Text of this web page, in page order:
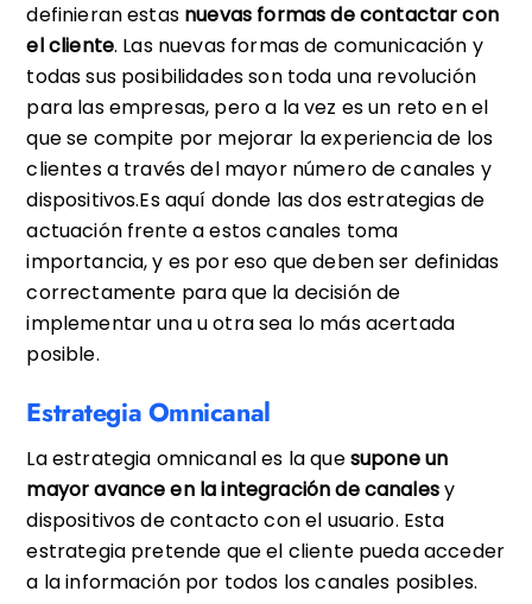
definieran estas nuevas formas de contactar con
el cliente. Las nuevas formas de comunicación y
todas sus posibilidades son toda una revolución
para las empresas, pero a la vez es un reto en el
que se compite por mejorar la experiencia de los
clientes a través del mayor número de canales y
dispositivos.Es aquí donde las dos estrategias de
actuación frente a estos canales toma
importancia, y es por eso que deben ser definidas
correctamente para que la decisión de
implementar una u otra sea lo más acertada
posible.
Estrategia Omnicanal
La estrategia omnicanal es la quesupone un
mayor avance en la integración de canalesy
dispositivos de contacto con el usuario. Esta
estrategia pretende que el cliente pueda acceder
a la información por todos los canales posibles.